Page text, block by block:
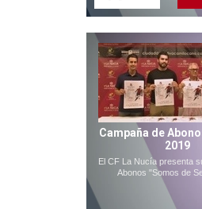
Campaña de
2019
El CF La Nucía presenta
Abonos "Somos de